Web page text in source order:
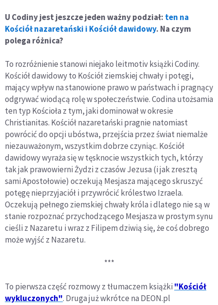
U Codiny jest jeszcze jeden ważny podział: ten na
Kościół nazaretański i Kościół dawidowy. Na czym
polega różnica?
To rozróżnienie stanowi niejako leitmotiv książki Codiny.
Kościół dawidowy to Kościół ziemskiej chwały i potęgi,
mający wpływ na stanowione prawo w państwach i pragnący
odgrywać wiodącą rolę w społeczeństwie. Codina utożsamia
ten typ Kościoła z tym, jaki dominował w okresie
Christianitas. Kościół nazaretański pragnie natomiast
powrócić do opcji ubóstwa, przejścia przez świat niemalże
niezauważonym, wszystkim dobrze czyniąc. Kościół
dawidowy wyraża się w tęsknocie wszystkich tych, którzy
tak jak prawowierni Żydzi z czasów Jezusa (i jak zresztą
sami Apostołowie) oczekują Mesjasza mającego skruszyć
potęgę nieprzyjaciół i przywrócić królestwo Izraela.
Oczekują pełnego ziemskiej chwały króla i dlatego nie są w
stanie rozpoznać przychodzącego Mesjasza w prostym synu
cieśli z Nazaretu i wraz z Filipem dziwią się, że coś dobrego
może wyjść z Nazaretu.
***
To pierwsza część rozmowy z tłumaczem książki "Kościół
wykluczonych". Druga już wkrótce na DEON.pl